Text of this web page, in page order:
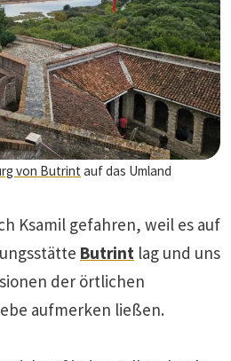
von Butrint auf das Umland
Ksamil gefahren, weil es auf
Butrint lag und uns
der örtlichen
aufmerken ließen.